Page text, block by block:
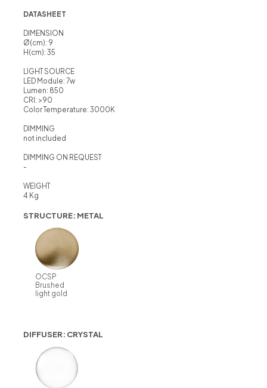
DATASHEET
DIMENSION
Ø(cm): 9
H(cm): 35
LIGHT SOURCE
LED Module: 7w
Lumen: 850
CRI: >90
Color Temperature: 3000K
DIMMING
not included
DIMMING ON REQUEST
-
WEIGHT
4 Kg
STRUCTURE: METAL
OCSP
Brushed
light gold
DIFFUSER: CRYSTAL